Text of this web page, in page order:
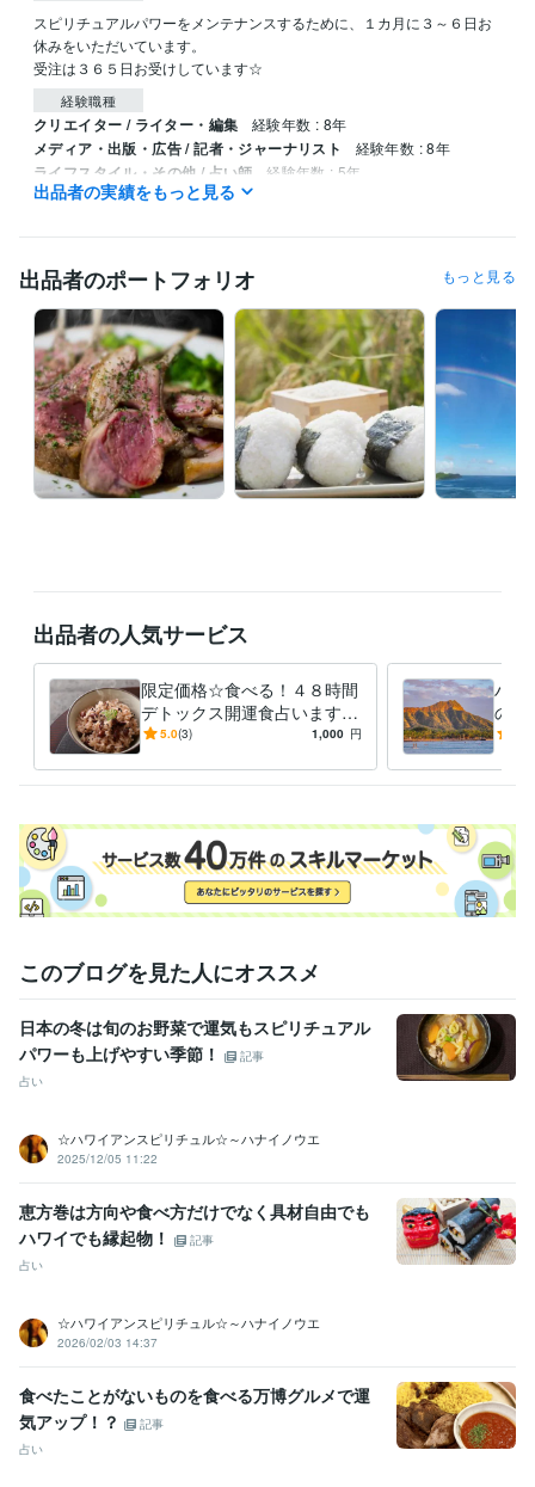
スピリチュアルパワーをメンテナンスするために、１カ月に３～６日お
休みをいただいています。
受注は３６５日お受けしています☆
経験職種
クリエイター / ライター・編集 経験年数 : 8年
メディア・出版・広告 / 記者・ジャーナリスト 経験年数 : 8年
ライフスタイル・その他 / 占い師 経験年数 : 5年
ライフスタイル・その他 / 講師・インストラクター
ハワイアンスピリチュアル鑑定/ハワイの文化・観光・グルメ執筆
その他ツール
ハワイアンスピリチュアルカウンセリング:5年栄養指導:5年
得意分野
占い 霊視透視でのハワイアンスピリチュアル鑑定
霊視 透視 スピリチュアル 恋愛 ダイエット 家庭 相性
仕事
運勢
厄除け
悩み相談・カウンセリング
ハナ的ポジティブシンキングカウンセリ
ング
出品者の実績をもっと見る
出品者のポートフォリオ もっと見る
出品者の人気サービス
限定価格☆食べる！４８時間
デトックス開運食占います
脳も心も喜ぶ健康的なデトッ
す☆
5.0(3) 1,000 円
ハナ
の8
様
す
このブログを見た人にオススメ
日本の冬は旬のお野菜で運気もスピリチュアル
パワーも上げやすい季節！
記事
占い
☆ハワイアンスピリチュル☆～ハナイノウエ
2025/12/05 11:22
恵方巻は方向や食べ方だけでなく具材自由でも
ハワイでも縁起物！
記事
占い
☆ハワイアンスピリチュル☆～ハナイノウエ
2026/02/03 14:37
食べたことがないものを食べる万博グルメで運
気アップ！？
記事
占い